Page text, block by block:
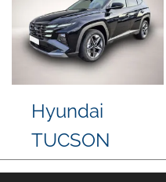
Ford Transit
Custom